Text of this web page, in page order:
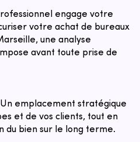
engage votre
votre achat de bureaux
une analyse
avant toute prise de
emplacement stratégique
et de vos clients, tout en
du bien sur le long terme.